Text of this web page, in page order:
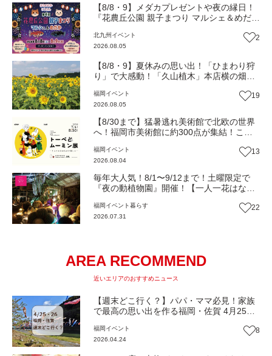
【8/8・9】メダカプレゼントや夜の縁日！
『花農丘公園 親子まつり マルシェ＆めだ
北九州 イベント
2026.08.05
2
【8/8・9】夏休みの思い出！「ひまわり狩
り」で大感動！「久山植木」本店横の畑で
福岡 イベント
2026.08.05
19
【8/30まで】猛暑逃れ美術館で北欧の世界
へ！福岡市美術館に約300点が集結！この
ーベとムーミン展』【イベント】
福岡 イベント
2026.08.04
13
毎年大人気！8/1〜9/12まで！土曜限定で
『夜の動植物園』開催！【一人一花はなき
福岡 イベント暮らす
2026.07.31
22
AREA RECOMMEND
近いエリアのおすすめニュース
【週末どこ行く？】パパ・ママ必見！家族
で最高の思い出を作る福岡・佐賀 4月25・
福岡 イベント
2026.04.24
8